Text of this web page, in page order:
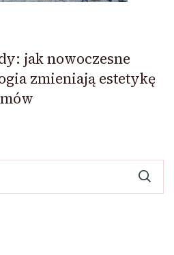
jak nowoczesne
zmieniają estetykę